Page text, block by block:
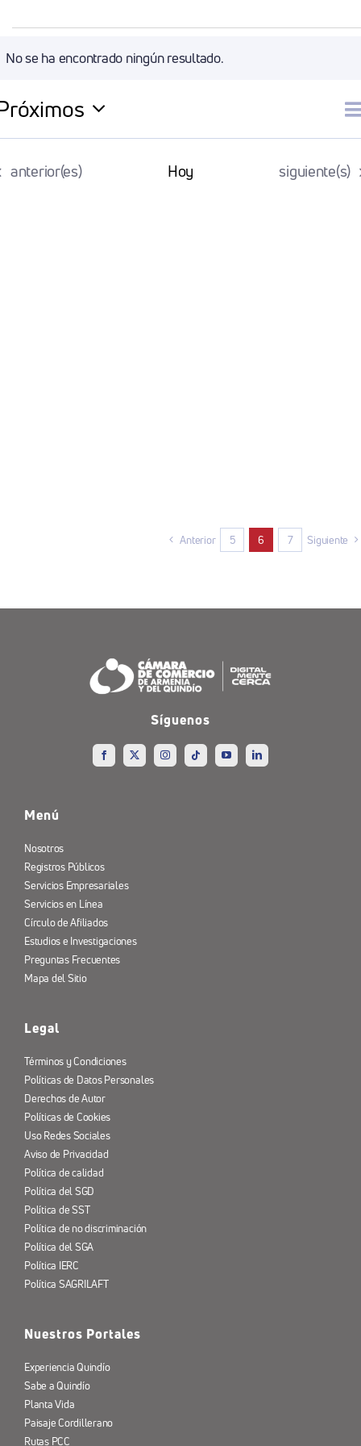
Aviso
No se ha encontrado ningún resultado.
Eventos
anterior(es) Hoy Eventos
siguiente(s)
Anterior 5 6 7 Siguiente
Síguenos
Menú
Nosotros
Registros Públicos
Servicios Empresariales
Servicios en Línea
Círculo de Afiliados
Estudios e Investigaciones
Preguntas Frecuentes
Mapa del Sitio
Legal
Términos y Condiciones
Políticas de Datos Personales
Derechos de Autor
Políticas de Cookies
Uso Redes Sociales
Aviso de Privacidad
Política de calidad
Política del SGD
Política de SST
Política de no discriminación
Política del SGA
Política IERC
Política SAGRILAFT
Nuestros Portales
Experiencia Quindío
Sabe a Quindío
Planta Vida
Paisaje Cordillerano
Rutas PCC